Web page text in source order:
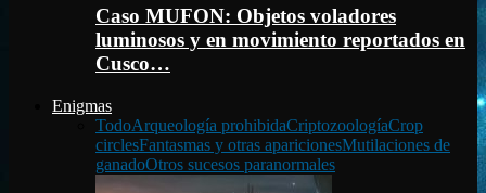
Caso MUFON: Objetos voladores
luminosos y en movimiento reportados en
Cusco…
Enigmas
TodoArqueología prohibidaCriptozoologíaCrop
circlesFantasmas y otras aparicionesMutilaciones de
ganadoOtros sucesos paranormales